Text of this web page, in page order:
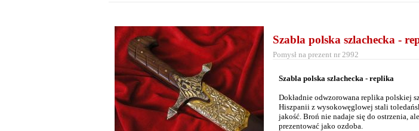
Szabla polska szlachecka -
Pomysł na prezent nr 2992
Szabla polska szlachecka - replika
Dokładnie odwzorowana replika polskiej
Hiszpanii z wysokowęglowej stali
jakość. Broń nie nadaje się do ostrzenia,
prezentować jako ozdoba.